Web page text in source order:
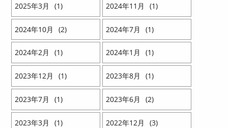
2025 3 1 2024 11 1
2024 10 2 2024 7 1
2024 2 1 2024 1 1
2023 12 1 2023 8 1
2023 7 1 2023 6 2
2023 3 1 2022 12 3